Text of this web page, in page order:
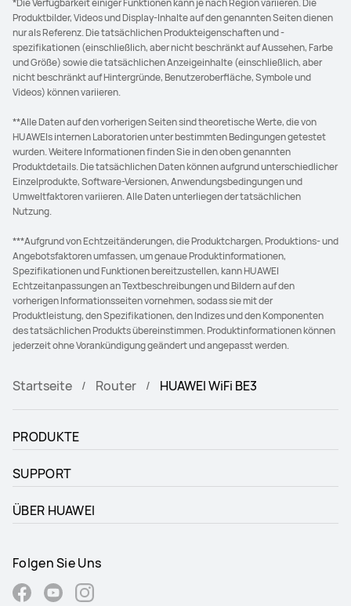
Produktbilder, Videos und Display-Inhalte auf den genannten Seiten dienen
nur als Referenz. Die tatsächlichen Produkteigenschaften und -
spezifikationen (einschließlich, aber nicht beschränkt auf Aussehen, Farbe
und Größe) sowie die tatsächlichen Anzeigeinhalte (einschließlich, aber
nicht beschränkt auf Hintergründe, Benutzeroberfläche, Symbole und
Videos) können variieren.
**Alle Daten auf den vorherigen Seiten sind theoretische Werte, die von
HUAWEIs internen Laboratorien unter bestimmten Bedingungen getestet
wurden. Weitere Informationen finden Sie in den oben genannten
Produktdetails. Die tatsächlichen Daten können aufgrund unterschiedlicher
Einzelprodukte, Software-Versionen, Anwendungsbedingungen und
Umweltfaktoren variieren. Alle Daten unterliegen der tatsächlichen
Nutzung.
***Aufgrund von Echtzeitänderungen, die Produktchargen, Produktions- und
Angebotsfaktoren umfassen, um genaue Produktinformationen,
Spezifikationen und Funktionen bereitzustellen, kann HUAWEI
Echtzeitanpassungen an Textbeschreibungen und Bildern auf den
vorherigen Informationsseiten vornehmen, sodass sie mit der
Produktleistung, den Spezifikationen, den Indizes und den Komponenten
des tatsächlichen Produkts übereinstimmen. Produktinformationen können
jederzeit ohne Vorankündigung geändert und angepasst werden.
Startseite Router HUAWEI WiFi BE3
PRODUKTE
SUPPORT
ÜBER HUAWEI
Folgen Sie Uns